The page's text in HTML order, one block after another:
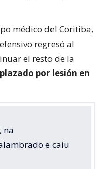
médico del Coritiba,
regresó al
el resto de la
por lesión en
na
e caiu